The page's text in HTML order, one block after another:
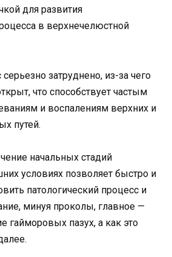
для развития
в верхнечелюстной
затруднено, из-за чего
что способствует частым
и воспалениям верхних и
путей.
начальных стадий
условиях позволяет быстро и
патологический процесс и
минуя проколы, главное —
гайморовых пазух, а как это